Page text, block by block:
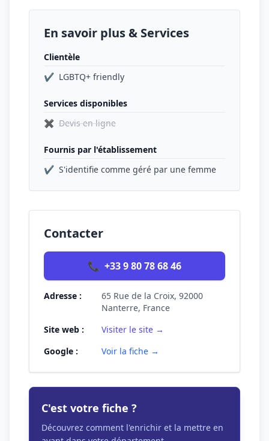
En savoir plus & Services
Clientèle
✔ LGBTQ+ friendly
Services disponibles
✖ Devis en ligne
Fournis par l'établissement
✔ S'identifie comme géré par une femme
Contacter
📞 +33 9 80 78 68 46
Adresse :
65 Rue de la Croix, 92000
Nanterre, France
Site web :
Visiter le site →
Google :
Voir la fiche →
C'est votre fiche ?
Découvrez comment l'enrichir et la mettre en